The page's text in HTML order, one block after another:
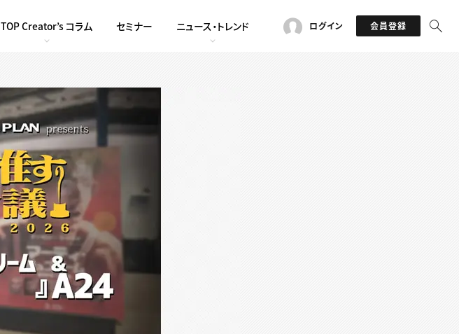
TOP Creator’s コラム セミナー ニュース・トレンド ログイン 会員登録